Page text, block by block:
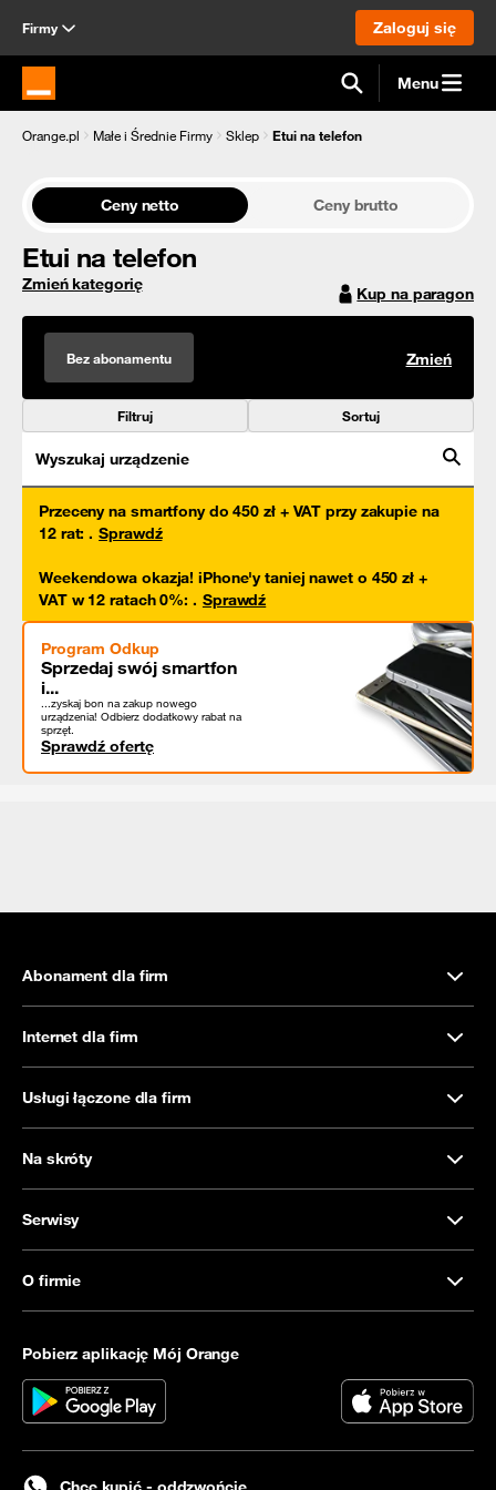
Firmy Zaloguj się
Strona główna Orange.pl Menu
Orange.pl Małe i Średnie Firmy Sklep Etui na telefon
Ceny netto Ceny brutto
Etui na telefon
Zmień kategorię Kup na paragon
Bez abonamentu Zmień
Filtruj Sortuj
Wyszukaj urządzenie
Przeceny na smartfony do 450 zł + VAT przy zakupie na
12 rat: . Sprawdź
Weekendowa okazja! iPhone'y taniej nawet o 450 zł +
VAT w 12 ratach 0%: . Sprawdź
Program Odkup
Sprzedaj swój smartfon
i...
...zyskaj bon na zakup nowego
urządzenia! Odbierz dodatkowy rabat na
sprzęt.
Sprawdź ofertę
Abonament dla firm
Internet dla firm
Usługi łączone dla firm
Na skróty
Serwisy
O firmie
Pobierz aplikację Mój Orange